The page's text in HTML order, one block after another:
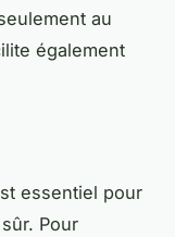
au
également
essentiel pour
Pour